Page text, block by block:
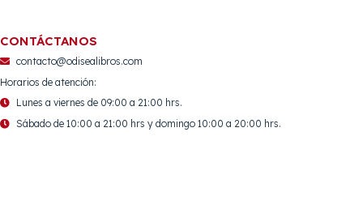
CONTÁCTANOS
contacto@odisealibros.com
Horarios de atención:
Lunes a viernes de 09:00 a 21:00 hrs.
Sábado de 10:00 a 21:00 hrs y domingo 10:00 a 20:00 hrs.